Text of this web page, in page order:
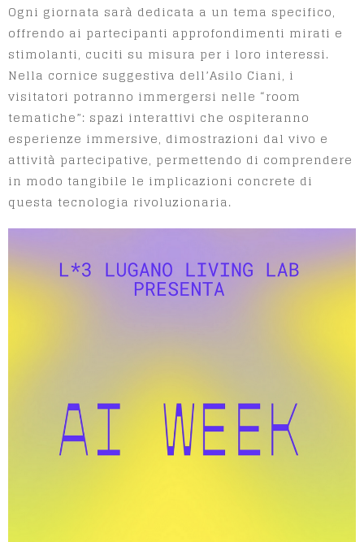
Ogni giornata sarà dedicata a un tema specifico,
offrendo ai partecipanti approfondimenti mirati e
stimolanti, cuciti su misura per i loro interessi.
Nella cornice suggestiva dell’Asilo Ciani, i
visitatori potranno immergersi nelle “room
tematiche”: spazi interattivi che ospiteranno
esperienze immersive, dimostrazioni dal vivo e
attività partecipative, permettendo di comprendere
in modo tangibile le implicazioni concrete di
questa tecnologia rivoluzionaria.